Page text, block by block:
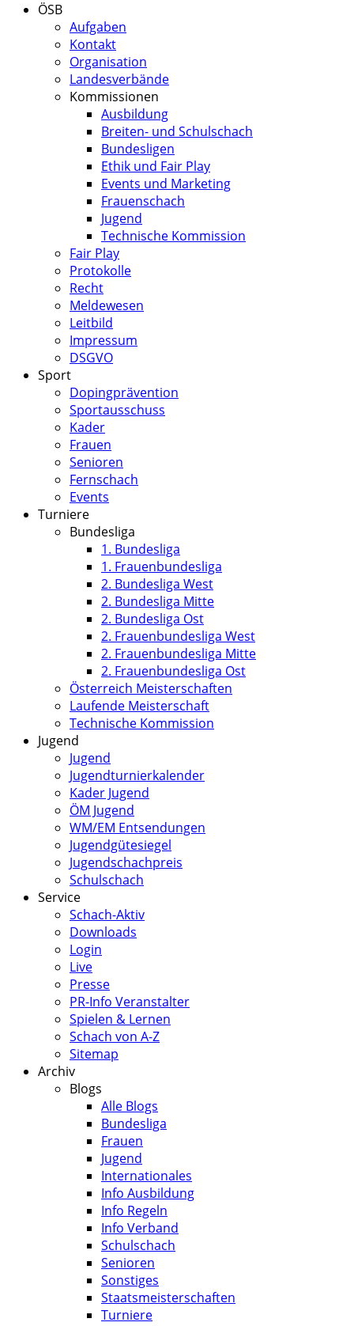
ÖSB
Aufgaben
Kontakt
Organisation
Landesverbände
Kommissionen
Ausbildung
Breiten- und Schulschach
Bundesligen
Ethik und Fair Play
Events und Marketing
Frauenschach
Jugend
Technische Kommission
Fair Play
Protokolle
Recht
Meldewesen
Leitbild
Impressum
DSGVO
Sport
Dopingprävention
Sportausschuss
Kader
Frauen
Senioren
Fernschach
Events
Turniere
Bundesliga
1. Bundesliga
1. Frauenbundesliga
2. Bundesliga West
2. Bundesliga Mitte
2. Bundesliga Ost
2. Frauenbundesliga West
2. Frauenbundesliga Mitte
2. Frauenbundesliga Ost
Österreich Meisterschaften
Laufende Meisterschaft
Technische Kommission
Jugend
Jugend
Jugendturnierkalender
Kader Jugend
ÖM Jugend
WM/EM Entsendungen
Jugendgütesiegel
Jugendschachpreis
Schulschach
Service
Schach-Aktiv
Downloads
Login
Live
Presse
PR-Info Veranstalter
Spielen & Lernen
Schach von A-Z
Sitemap
Archiv
Blogs
Alle Blogs
Bundesliga
Frauen
Jugend
Internationales
Info Ausbildung
Info Regeln
Info Verband
Schulschach
Senioren
Sonstiges
Staatsmeisterschaften
Turniere